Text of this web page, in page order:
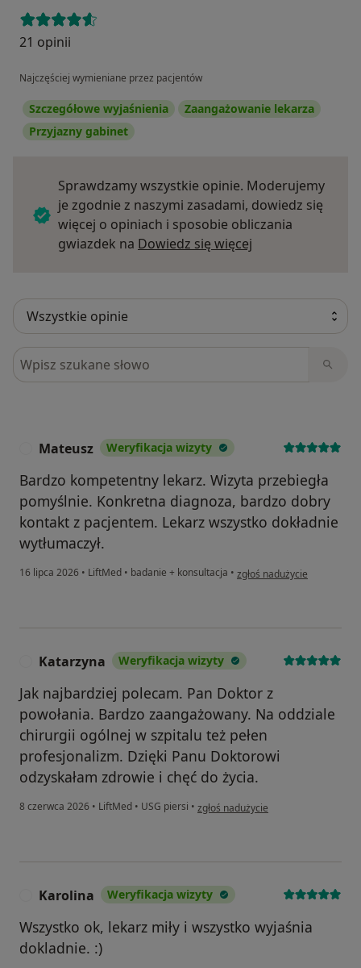
21 opinii
Najczęściej wymieniane przez pacjentów
Szczegółowe wyjaśnienia
Zaangażowanie lekarza
Przyjazny gabinet
Sprawdzamy wszystkie opinie. Moderujemy
je zgodnie z naszymi zasadami, dowiedz się
więcej o opiniach i sposobie obliczania
gwiazdek na Dowiedz się więcej
Szukaj w opiniach
Mateusz Weryfikacja wizyty
Bardzo kompetentny lekarz. Wizyta przebiegła
pomyślnie. Konkretna diagnoza, bardzo dobry
kontakt z pacjentem. Lekarz wszystko dokładnie
wytłumaczył.
16 lipca 2026 • LiftMed • badanie + konsultacja • w opinii użytkownika
zgłoś nadużycie
Katarzyna Weryfikacja wizyty
Jak najbardziej polecam. Pan Doktor z
powołania. Bardzo zaangażowany. Na oddziale
chirurgii ogólnej w szpitalu też pełen
profesjonalizm. Dzięki Panu Doktorowi
odzyskałam zdrowie i chęć do życia.
8 czerwca 2026 • LiftMed • USG piersi • w opinii użytkownika Katarzyna
zgłoś nadużycie
Karolina Weryfikacja wizyty
Wszystko ok, lekarz miły i wszystko wyjaśnia
dokladnie. :)